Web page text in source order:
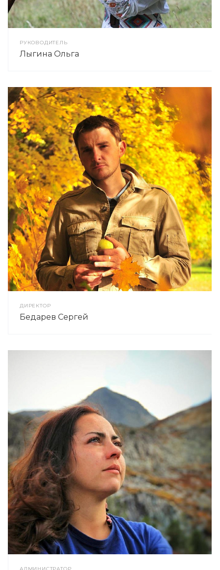
РУКОВОДИТЕЛЬ
Лыгина Ольга
ДИРЕКТОР
Бедарев Сергей
АДМИНИСТРАТОР